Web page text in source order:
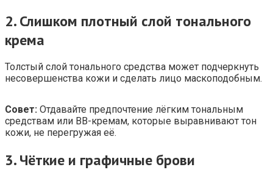
2.Слишком плотный слой тонального
крема
Толстый слой тонального средства может подчеркнуть
несовершенства кожи и сделать лицо маскоподобным.
Совет: Отдавайте предпочтение лёгким тональным
средствам или BB-кремам, которые выравнивают тон
кожи, не перегружая её.
3.Чёткие и графичные брови